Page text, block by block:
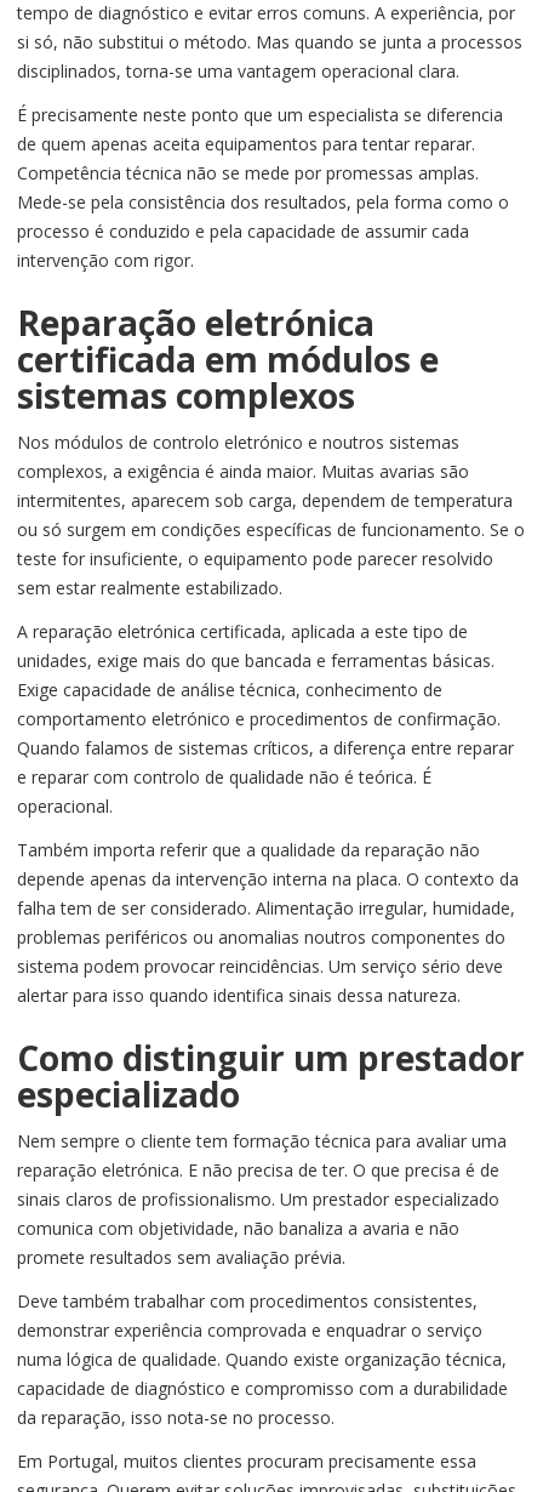
tempo de diagnóstico e evitar erros comuns. A experiência, por
si só, não substitui o método. Mas quando se junta a processos
disciplinados, torna-se uma vantagem operacional clara.
É precisamente neste ponto que um especialista se diferencia
de quem apenas aceita equipamentos para tentar reparar.
Competência técnica não se mede por promessas amplas.
Mede-se pela consistência dos resultados, pela forma como o
processo é conduzido e pela capacidade de assumir cada
intervenção com rigor.
Reparação eletrónica
certificada em módulos e
sistemas complexos
Nos módulos de controlo eletrónico e noutros sistemas
complexos, a exigência é ainda maior. Muitas avarias são
intermitentes, aparecem sob carga, dependem de temperatura
ou só surgem em condições específicas de funcionamento. Se o
teste for insuficiente, o equipamento pode parecer resolvido
sem estar realmente estabilizado.
A reparação eletrónica certificada, aplicada a este tipo de
unidades, exige mais do que bancada e ferramentas básicas.
Exige capacidade de análise técnica, conhecimento de
comportamento eletrónico e procedimentos de confirmação.
Quando falamos de sistemas críticos, a diferença entre reparar
e reparar com controlo de qualidade não é teórica. É
operacional.
Também importa referir que a qualidade da reparação não
depende apenas da intervenção interna na placa. O contexto da
falha tem de ser considerado. Alimentação irregular, humidade,
problemas periféricos ou anomalias noutros componentes do
sistema podem provocar reincidências. Um serviço sério deve
alertar para isso quando identifica sinais dessa natureza.
Como distinguir um prestador
especializado
Nem sempre o cliente tem formação técnica para avaliar uma
reparação eletrónica. E não precisa de ter. O que precisa é de
sinais claros de profissionalismo. Um prestador especializado
comunica com objetividade, não banaliza a avaria e não
promete resultados sem avaliação prévia.
Deve também trabalhar com procedimentos consistentes,
demonstrar experiência comprovada e enquadrar o serviço
numa lógica de qualidade. Quando existe organização técnica,
capacidade de diagnóstico e compromisso com a durabilidade
da reparação, isso nota-se no processo.
Em Portugal, muitos clientes procuram precisamente essa